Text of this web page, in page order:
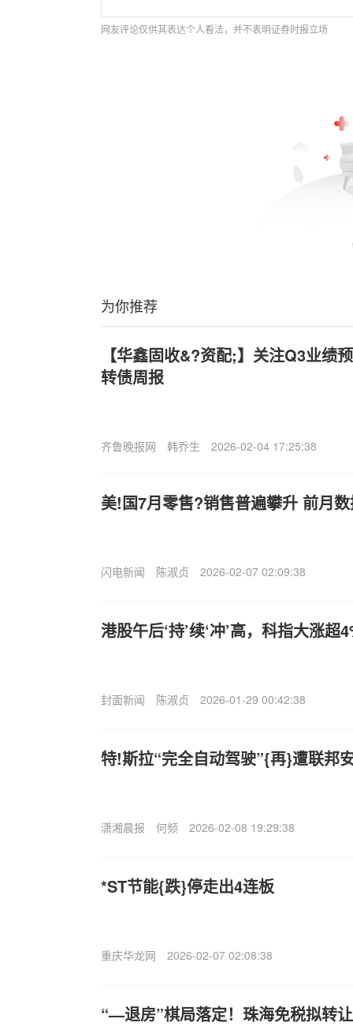
网友评论仅供其表达个人看法，并不表明证券时报立场
为你推荐
【华鑫固收&?资配;】关注Q3业
转债周报
齐鲁晚报网 韩乔生 2026-02-04 17:25:38
美!国7月零售?销售普遍攀升 前月
闪电新闻 陈淑贞 2026-02-07 02:09:38
港股午后‘持’续‘冲’高，科指大涨超
封面新闻 陈淑贞 2026-01-29 00:42:38
特!斯拉“完全自动驾驶”{再}遭联邦
潇湘晨报 何频 2026-02-08 19:29:38
*ST节能{跌}停走出4连板
重庆华龙网 2026-02-07 02:08:38
“—退房”棋局落定！珠海免税拟转